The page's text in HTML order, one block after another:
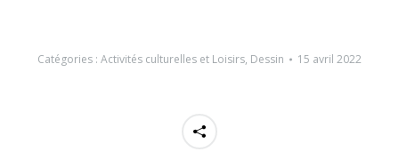
Catégories : Activités culturelles et Loisirs, Dessin 15 avril 2022